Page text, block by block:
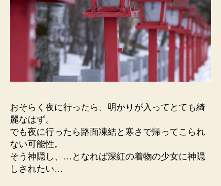
おそらく夜に行ったら、明かりが入ってとても綺
麗なはず。
でも夜に行ったら路面凍結と寒さで帰ってこられ
ない可能性。
そう神隠し、…となれば深紅の着物の少女に神隠
しされたい…